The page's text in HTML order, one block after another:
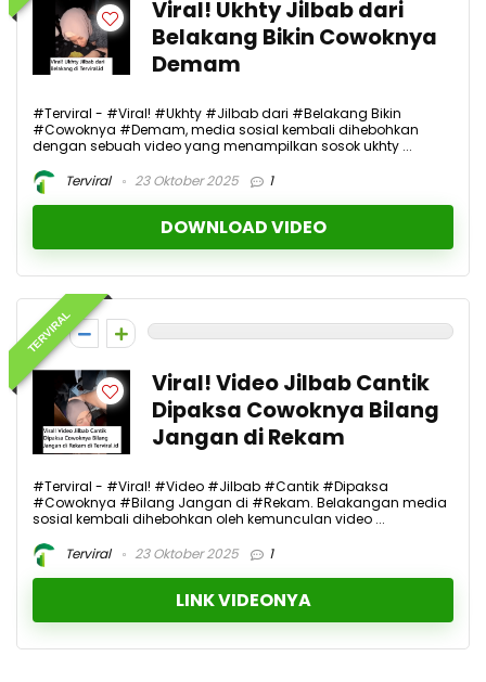
Viral! Ukhty Jilbab dari
Belakang Bikin Cowoknya
Demam
#Terviral - #Viral! #Ukhty #Jilbab dari #Belakang Bikin
#Cowoknya #Demam, media sosial kembali dihebohkan
dengan sebuah video yang menampilkan sosok ukhty ...
Terviral
23 Oktober 2025 1
DOWNLOAD VIDEO
TERVIRAL
0
Viral! Video Jilbab Cantik
Dipaksa Cowoknya Bilang
Jangan di Rekam
#Terviral - #Viral! #Video #Jilbab #Cantik #Dipaksa
#Cowoknya #Bilang Jangan di #Rekam. Belakangan media
sosial kembali dihebohkan oleh kemunculan video ...
Terviral
23 Oktober 2025 1
LINK VIDEONYA